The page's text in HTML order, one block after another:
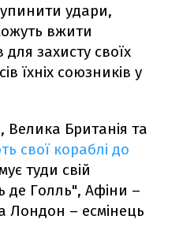
удари,
вжити
для захисту своїх
їхніх союзників у
Велика Британія та
свої кораблі до
туди свій
де Голль", Афіни –
Лондон – есмінець